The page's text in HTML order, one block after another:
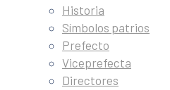
Historia
Símbolos patrios
Prefecto
Viceprefecta
Directores